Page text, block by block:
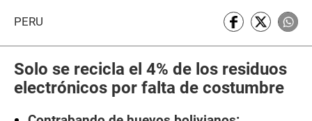
PERÚ
Solo se recicla el 4% de los residuos
electrónicos por falta de costumbre